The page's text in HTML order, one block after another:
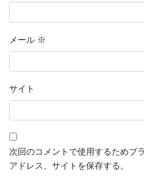
メール ※
サイト
次回のコメントで使用するためブ
アドレス、サイトを保存する。